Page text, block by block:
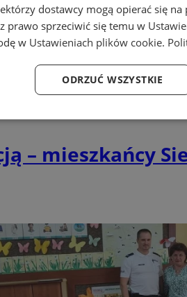
– mieszkańcy
dostawcy mogą opierać się
prawo sprzeciwić się temu w
w Ustawieniach plików cookie.
ODRZUĆ WSZYSTKIE
Targetowanie
korzystanie z podstawowych funkcji strony
plików cookie nie można prawidłowo
Provider/Domena
Okres
przechowywania
Opis